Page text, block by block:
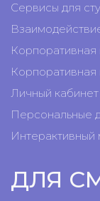
Сервисы для
Корпоративная
Корпоративная
Личный
Персональные
ДЛЯ